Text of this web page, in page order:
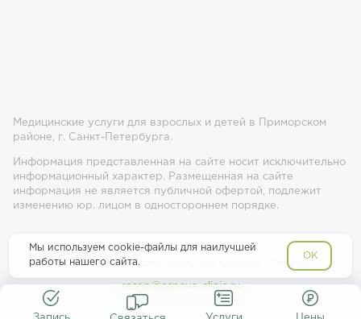
Медицинские услуги для взрослых и детей в Приморском
районе, г. Санкт-Петербурга.
Информация представленная на сайте носит исключительно
информационный характер. Размещенная на сайте
информация не является публичной офертой, подлежит
изменению юр. лицом в одностороннем порядке.
© 2017-2026 Многопрофильная клиника «Основа»
resep@osnova-clinic.ru
Мы используем cookie-файлы для наилучшей
работы нашего сайта.
OK